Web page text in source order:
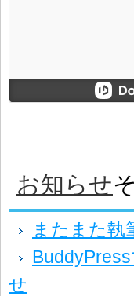
お知らせ
またまた執
せ